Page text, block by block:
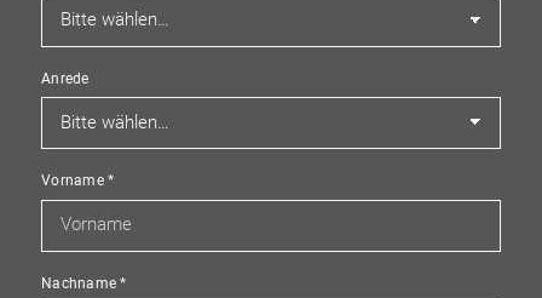
Anrede
Vorname*
Nachname*